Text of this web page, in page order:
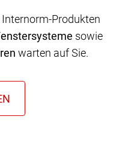
Internorm-Produkten
sowie
warten auf Sie.